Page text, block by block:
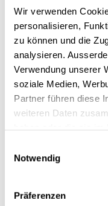
Wir verwenden
personalisieren,
zu können und die
analysieren.
Verwendung unserer
soziale Medien,
Partner führen diese
weiteren Daten
Daten und Ihre
Notwendig
Präferenzen
Indeholder
Optiswiss
Ja, de tre kollektioner
komplette løsninger
LÆS MERE